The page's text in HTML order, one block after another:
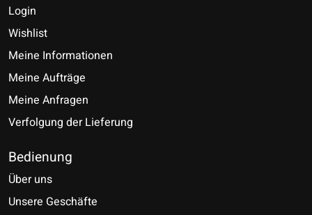
Login
Wishlist
Meine Informationen
Meine Aufträge
Meine Anfragen
Verfolgung der Lieferung
Bedienung
Über uns
Unsere Geschäfte